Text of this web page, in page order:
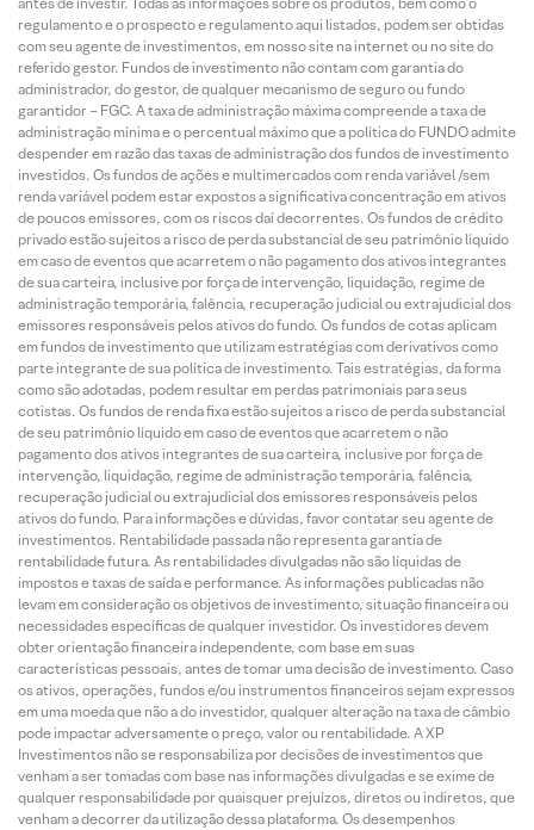
regulamento e o prospecto e regulamento aqui listados, podem ser obtidas
com seu agente de investimentos, em nosso site na internet ou no site do
referido gestor. Fundos de investimento não contam com garantia do
administrador, do gestor, de qualquer mecanismo de seguro ou fundo
garantidor – FGC. A taxa de administração máxima compreende a taxa de
administração mínima e o percentual máximo que a política do FUNDO admite
despender em razão das taxas de administração dos fundos de investimento
investidos. Os fundos de ações e multimercados com renda variável /sem
renda variável podem estar expostos a significativa concentração em ativos
de poucos emissores, com os riscos daí decorrentes. Os fundos de crédito
privado estão sujeitos a risco de perda substancial de seu patrimônio líquido
em caso de eventos que acarretem o não pagamento dos ativos integrantes
de sua carteira, inclusive por força de intervenção, liquidação, regime de
administração temporária, falência, recuperação judicial ou extrajudicial dos
emissores responsáveis pelos ativos do fundo. Os fundos de cotas aplicam
em fundos de investimento que utilizam estratégias com derivativos como
parte integrante de sua política de investimento. Tais estratégias, da forma
como são adotadas, podem resultar em perdas patrimoniais para seus
cotistas. Os fundos de renda fixa estão sujeitos a risco de perda substancial
de seu patrimônio líquido em caso de eventos que acarretem o não
pagamento dos ativos integrantes de sua carteira, inclusive por força de
intervenção, liquidação, regime de administração temporária, falência,
recuperação judicial ou extrajudicial dos emissores responsáveis pelos
ativos do fundo. Para informações e dúvidas, favor contatar seu agente de
investimentos. Rentabilidade passada não representa garantia de
rentabilidade futura. As rentabilidades divulgadas não são líquidas de
impostos e taxas de saída e performance. As informações publicadas não
levam em consideração os objetivos de investimento, situação financeira ou
necessidades específicas de qualquer investidor. Os investidores devem
obter orientação financeira independente, com base em suas
características pessoais, antes de tomar uma decisão de investimento. Caso
os ativos, operações, fundos e/ou instrumentos financeiros sejam expressos
em uma moeda que não a do investidor, qualquer alteração na taxa de câmbio
pode impactar adversamente o preço, valor ou rentabilidade. A XP
Investimentos não se responsabiliza por decisões de investimentos que
venham a ser tomadas com base nas informações divulgadas e se exime de
qualquer responsabilidade por quaisquer prejuízos, diretos ou indiretos, que
venham a decorrer da utilização dessa plataforma. Os desempenhos